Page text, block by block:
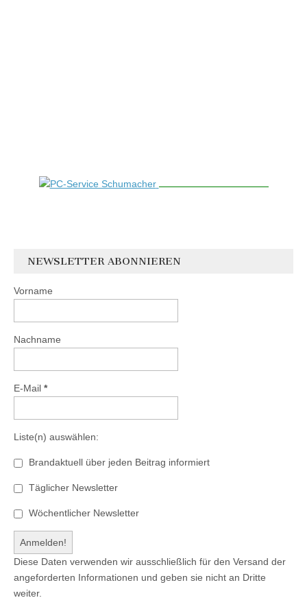
NEWSLETTER ABONNIEREN
Vorname
Nachname
E-Mail *
Liste(n) auswählen:
Brandaktuell über jeden Beitrag informiert
Täglicher Newsletter
Wöchentlicher Newsletter
Diese Daten verwenden wir ausschließlich für den Versand der
angeforderten Informationen und geben sie nicht an Dritte
weiter.